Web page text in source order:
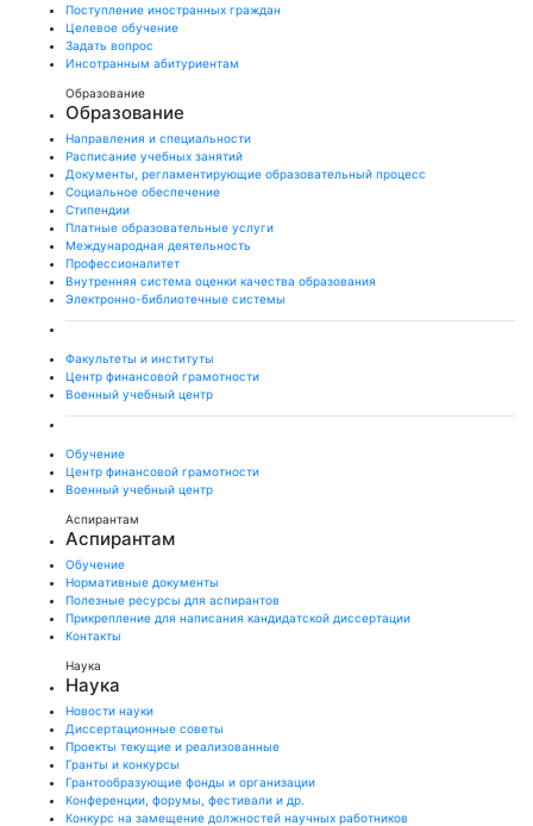
Поступление иностранных граждан
Целевое обучение
Задать вопрос
Инсотранным абитуриентам
Образование
Образование
Направления и специальности
Расписание учебных занятий
Документы, регламентирующие образовательный процесс
Социальное обеспечение
Стипендии
Платные образовательные услуги
Международная деятельность
Профессионалитет
Внутренняя система оценки качества образования
Электронно-библиотечные системы
Факультеты и институты
Центр финансовой грамотности
Военный учебный центр
Обучение
Центр финансовой грамотности
Военный учебный центр
Аспирантам
Аспирантам
Обучение
Нормативные документы
Полезные ресурсы для аспирантов
Прикрепление для написания кандидатской диссертации
Контакты
Наука
Наука
Новости науки
Диссертационные советы
Проекты текущие и реализованные
Гранты и конкурсы
Грантообразующие фонды и организации
Конференции, форумы, фестивали и др.
Конкурс на замещение должностей научных работников